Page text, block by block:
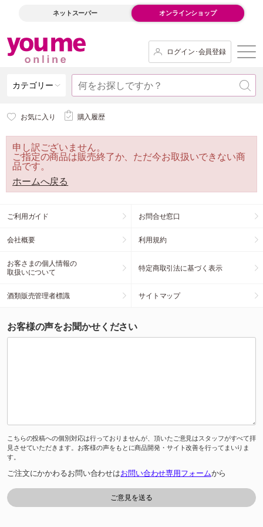
ネットスーパー オンラインショップ
ログイン･会員登録
カテゴリー
お気に入り 購入履歴
申し訳ございません。
ご指定の商品は販売終了か、ただ今お取扱いできない商
品です。
ホームへ戻る
ご利用ガイド お問合せ窓口
会社概要 利用規約
お客さまの個人情報の
取扱いについて
特定商取引法に基づく表示
酒類販売管理者標識 サイトマップ
お客様の声をお聞かせください
こちらの投稿への個別対応は行っておりませんが、頂いたご意見はスタッフがすべて拝
見させていただきます。お客様の声をもとに商品開発・サイト改善を行ってまいりま
す。
ご注文にかかわるお問い合わせはお問い合わせ専用フォームから